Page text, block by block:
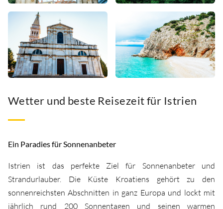
Wetter und beste Reisezeit für Istrien
Ein Paradies für Sonnenanbeter
Istrien ist das perfekte Ziel für Sonnenanbeter und
Strandurlauber. Die Küste Kroatiens gehört zu den
sonnenreichsten Abschnitten in ganz Europa und lockt mit
jährlich rund 200 Sonnentagen und seinen warmen